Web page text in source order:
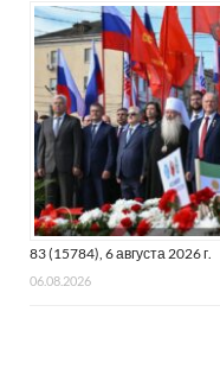
83 (15784), 6 августа 2026 г.
06.08.2026